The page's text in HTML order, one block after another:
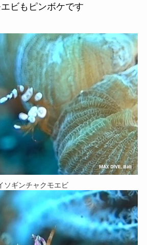
ビもピンボケです
ソギンチャクモエビ